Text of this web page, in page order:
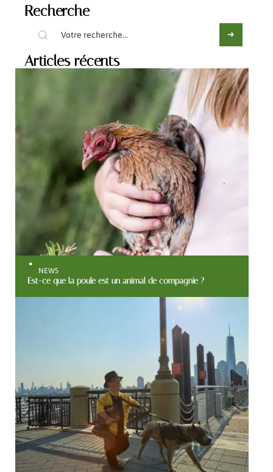
Recherche
Articles récents
NEWS
Est-ce que la poule est un animal de compagnie ?